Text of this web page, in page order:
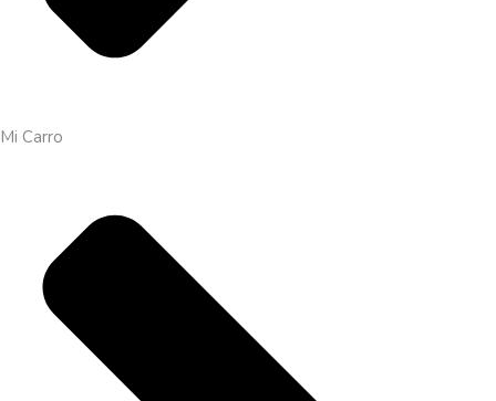
Mi Carro